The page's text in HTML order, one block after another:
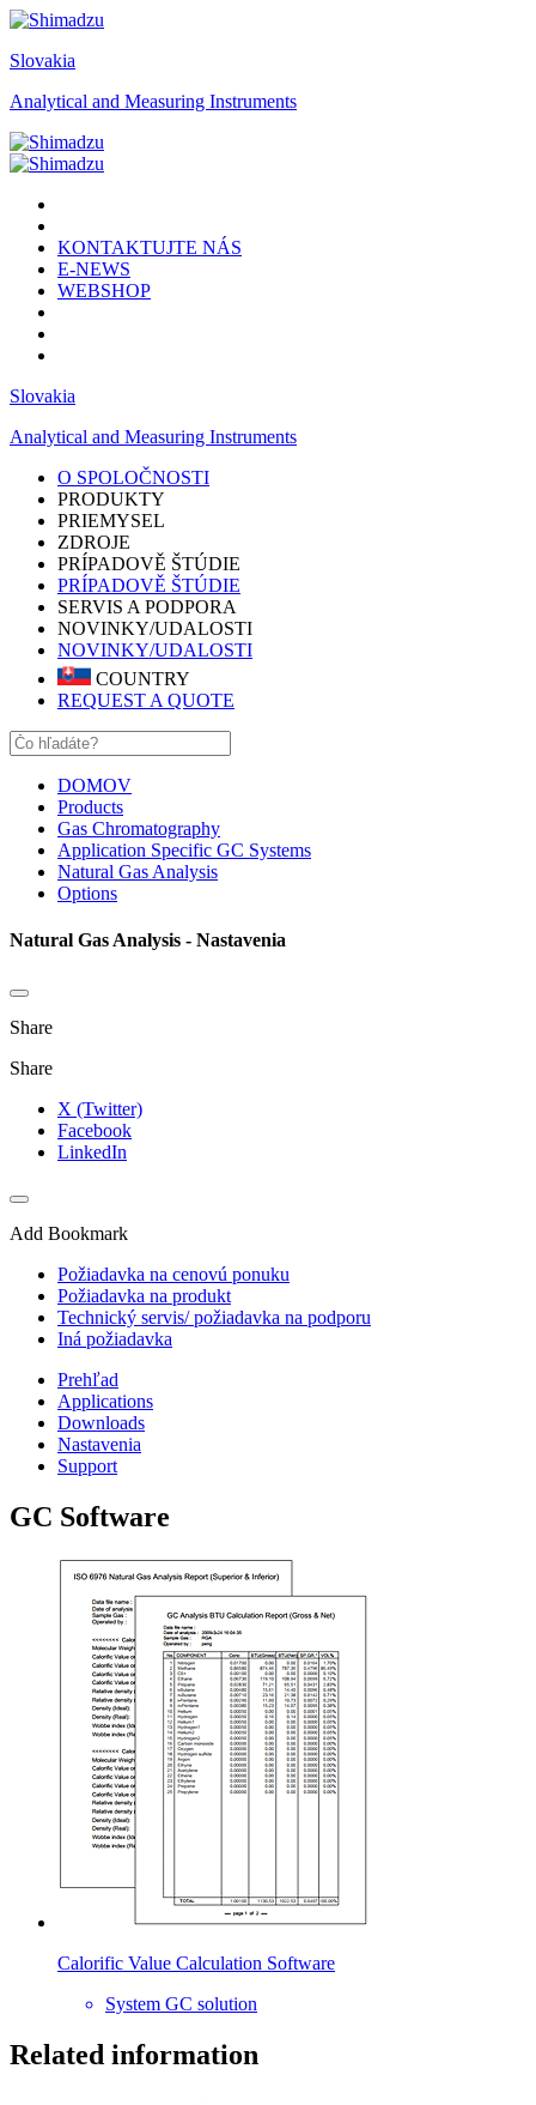
Slovakia
Analytical and Measuring Instruments
KONTAKTUJTE NÁS
E-NEWS
WEBSHOP
Slovakia
Analytical and Measuring Instruments
O SPOLOČNOSTI
PRODUKTY
PRIEMYSEL
ZDROJE
PRÍPADOVĚ ŠTÚDIE
PRÍPADOVĚ ŠTÚDIE
SERVIS A PODPORA
NOVINKY/UDALOSTI
NOVINKY/UDALOSTI
COUNTRY
REQUEST A QUOTE
DOMOV
Products
Gas Chromatography
Application Specific GC Systems
Natural Gas Analysis
Options
Natural Gas Analysis - Nastavenia
Share
Share
X (Twitter)
Facebook
LinkedIn
Add Bookmark
Požiadavka na cenovú ponuku
Požiadavka na produkt
Technický servis/ požiadavka na podporu
Iná požiadavka
Prehľad
Applications
Downloads
Nastavenia
Support
GC Software
Calorific Value Calculation Software
System GC solution
Related information